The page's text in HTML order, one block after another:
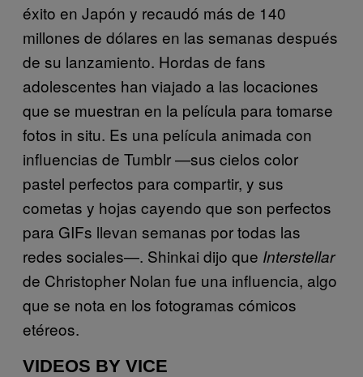
éxito en Japón y recaudó más de 140
millones de dólares en las semanas después
de su lanzamiento. Hordas de fans
adolescentes han viajado a las locaciones
que se muestran en la película para tomarse
fotos in situ. Es una película animada con
influencias de Tumblr —sus cielos color
pastel perfectos para compartir, y sus
cometas y hojas cayendo que son perfectos
para GIFs llevan semanas por todas las
redes sociales—. Shinkai dijo que Interstellar
de Christopher Nolan fue una influencia, algo
que se nota en los fotogramas cómicos
etéreos.
VIDEOS BY VICE